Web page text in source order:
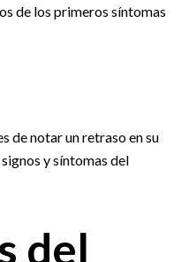
de los primeros síntomas
de notar un retraso en su
y síntomas del
del